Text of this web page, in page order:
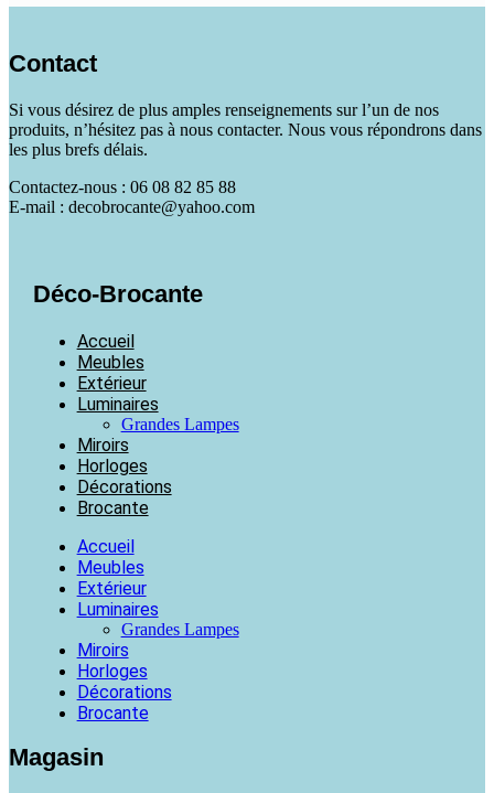
Contact
Si vous désirez de plus amples renseignements sur l’un de nos
produits, n’hésitez pas à nous contacter. Nous vous répondrons dans
les plus brefs délais.
Contactez-nous : 06 08 82 85 88
E-mail : decobrocante@yahoo.com
Déco-Brocante
Accueil
Meubles
Extérieur
Luminaires
Grandes Lampes
Miroirs
Horloges
Décorations
Brocante
Accueil
Meubles
Extérieur
Luminaires
Grandes Lampes
Miroirs
Horloges
Décorations
Brocante
Magasin